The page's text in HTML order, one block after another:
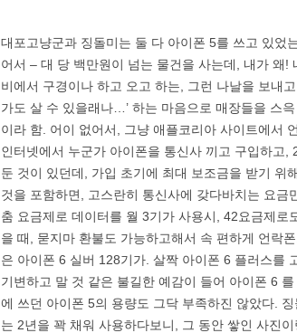
대포고냥군과 징돌미는 둘 다 아이폰 5를 쓰고 있었
어서 – 대 당 백만원이 넘는 물건을 사는데, 내가 왜
비에서 구경이나 하고 오고 하는, 그런 나날을 보내
가도 살 수 있을래나…’ 하는 마음으로 매장들을 스
이라 함. 어이 없어서, 그냥 애플코리아 사이트에서
인터넷에서 누군가 아이폰을 통신사 끼고 구입하고
둔 것이 있던데, 가입 초기에 최대 보조금을 받기 위
것을 포함하면, 고스란히 통신사에 갖다바치는 요
춤 요금제로 데이터를 월 3기가 사용시, 42요금제로
을 때, 묻지마 환불도 가능하고해서 속 편하게 언락
은 아이폰 6 실버 128기가. 살짝 아이폰 6 플러스를
기변하고 말 것 같은 불길한 예감이 들어 아이폰 6
에 쓰던 아이폰 5의 용량도 그닥 부족하진 않았다.
는 2년을 꽉 채워 사용하다보니, 그 동안 쌓인 사진